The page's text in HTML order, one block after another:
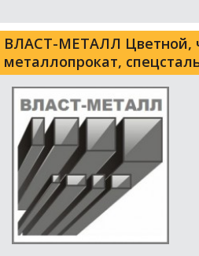
ВЛАСТ-МЕТАЛЛ Цветной,
металлопрокат,